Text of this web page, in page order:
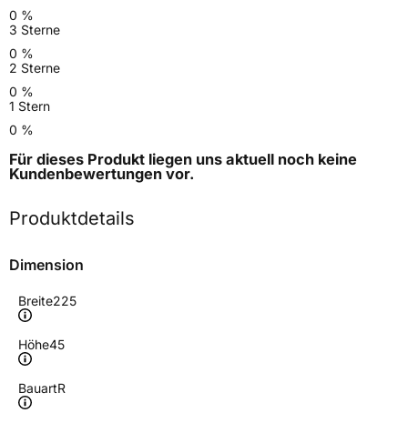
0 %
3 Sterne
0 %
2 Sterne
0 %
1 Stern
0 %
Für dieses Produkt liegen uns aktuell noch keine
Kundenbewertungen vor.
Produktdetails
Dimension
Breite225
Höhe45
BauartR